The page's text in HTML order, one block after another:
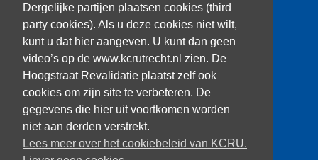
Dergelijke partijen plaatsen cookies (third
party cookies). Als u deze cookies niet wilt,
kunt u dat hier aangeven. U kunt dan geen
video’s op de www.kcrutrecht.nl zien. De
Hoogstraat Revalidatie plaatst zelf ook
cookies om zijn site te verbeteren. De
gegevens die hier uit voortkomen worden
niet aan derden verstrekt.
Lees meer over het cookiebeleid van KCRU.
Over het KCRU
Samenwerkingen
Onze onderzoekers
Procedure onderzoeker
Volg ons